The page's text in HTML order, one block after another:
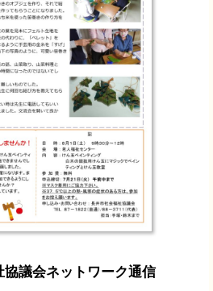
協議会ネットワーク通信